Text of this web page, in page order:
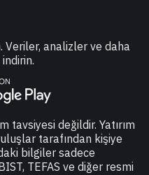
Veriler, analizler ve daha
tavsiyesi değildir. Yatırım
tarafından kişiye
bilgiler sadece
TEFAS ve diğer resmi